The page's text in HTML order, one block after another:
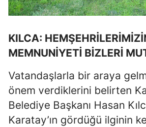
KILCA:
MEMNUNİYETİ BİZLERİ
Vatandaşlarla bir araya
önem verdiklerini belirten
Belediye Başkanı Hasan
Karatay’ın gördüğü ilginin